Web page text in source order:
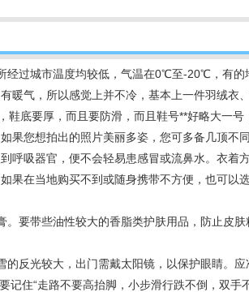
经过城市温度均较低，气温在0℃至-20℃，有
暖气，所以感觉上并不冷，基本上一件羽绒
鞋底要厚，而且要防滑，而且鞋号**好略大一
果您想拍出的照片美丽多姿，您可多备几顶不
呼吸器官，便不会轻易患感冒或流鼻水。衣
果在当地购买不到或随身携带不方便，也可
。要带些油性较大的香脂类护肤用品，防止皮
反光较大，出门需戴太阳镜，以保护眼睛。
记住“走路不要高抬脚，小步滑行跌不倒，双